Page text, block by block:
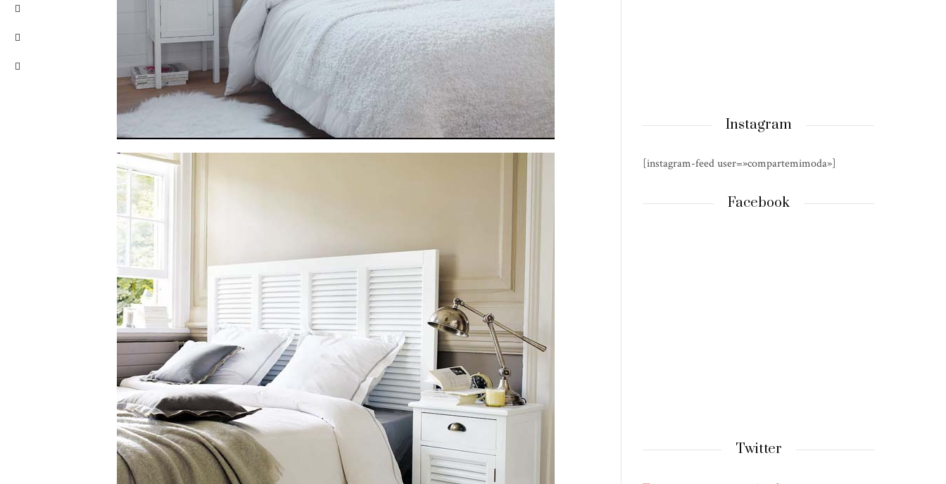
Instagram
[instagram-feed user=»compartemimoda»]
Facebook
Twitter